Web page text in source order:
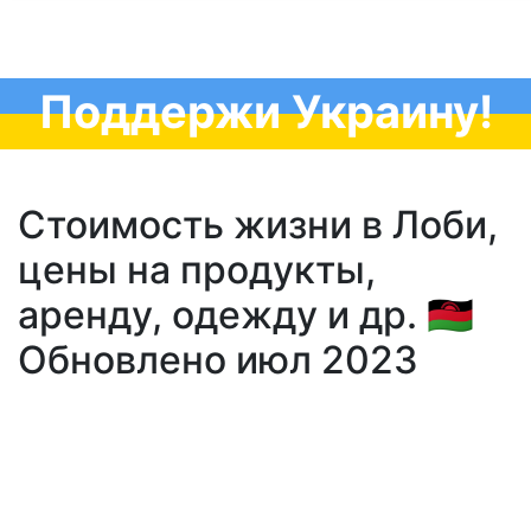
Поддержи Украину!
Стоимость жизни в Лоби,
цены на продукты,
аренду, одежду и др. 🇲🇼
Обновлено июл 2023